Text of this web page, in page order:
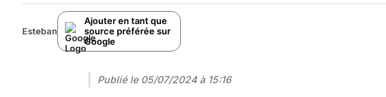
Esteban
Ajouter en tant que
source préférée sur
Google
Publié le 05/07/2024 à 15:16